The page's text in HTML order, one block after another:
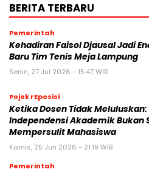
BERITA TERBARU
Pemerintah
Kehadiran Faisol Djausal Jadi
Baru Tim Tenis Meja Lampung
Senin, 27 Jul 2026 - 15:47 WIB
Pojok rEposisi
Ketika Dosen Tidak Meluluskan:
Independensi Akademik Bukan
Mempersulit Mahasiswa
Kamis, 25 Jun 2026 - 21:19 WIB
Pemerintah